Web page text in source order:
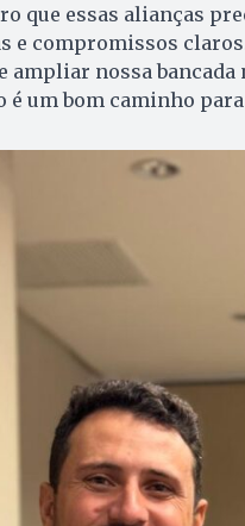
que essas alianças
e compromissos
ampliar nossa bancada
é um bom caminho